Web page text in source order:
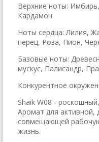
Верхние ноты:
Кардамон
Ноты сердца: Лилия,
перец, Роза, Пион,
Базовые ноты:
мускус, Палисандр,
Конкурентное
Shaik W08 -
Аромат для активной,
совмещающей
жизнь.